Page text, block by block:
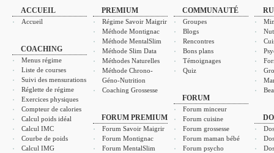
ACCUEIL
Accueil
COACHING
Menus régime
Liste de courses
Suivi des mensurations
Réglette de régime
Exercices physiques
Compteur de calories
Calcul poids idéal
Calcul IMC
Courbe de poids
Calcul IMG
PREMIUM
Régime Savoir Maigrir
Méthode Montignac
Méthode MentalSlim
Méthode Slim Data
Méthodes Naturelles
Méthode Chrono-
Géno-Nutrition
Coaching Grossesse
FORUM PREMIUM
Forum Savoir Maigrir
Forum Montignac
Forum MentalSlim
COMMUNAUTÉ
Groupes
Blogs
Rencontres
Bons plans
Témoignages
Quiz
FORUM
Forum minceur
Forum cuisine
Forum grossesse
Forum maman bébé
Forum psycho